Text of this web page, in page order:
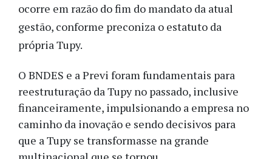
ocorre em razão do fim do mandato da atual
gestão, conforme preconiza o estatuto da
própria Tupy.
O BNDES e a Previ foram fundamentais para
reestruturação da Tupy no passado, inclusive
financeiramente, impulsionando a empresa no
caminho da inovação e sendo decisivos para
que a Tupy se transformasse na grande